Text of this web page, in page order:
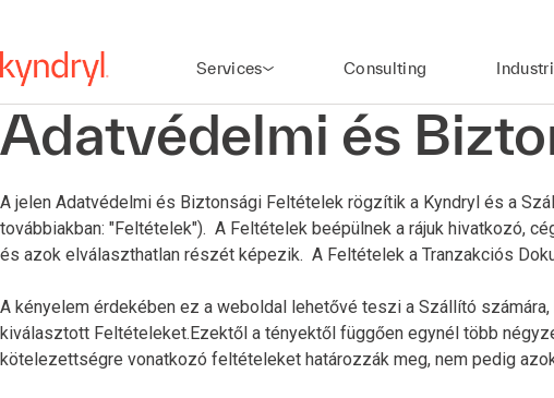
Services Consulting
Adatvédelmi és
A jelen Adatvédelmi és Biztonsági Feltételek rögzítik a Kyndryl és a
továbbiakban: "Feltételek"). A Feltételek beépülnek a rájuk hivatkozó,
és azok elválaszthatlan részét képezik. A Feltételek a Tranzakciós
A kényelem érdekében ez a weboldal lehetővé teszi a Szállító
kiválasztott Feltételeket.Ezektől a tényektől függően egynél több
kötelezettségre vonatkozó feltételeket határozzák meg, nem pedig